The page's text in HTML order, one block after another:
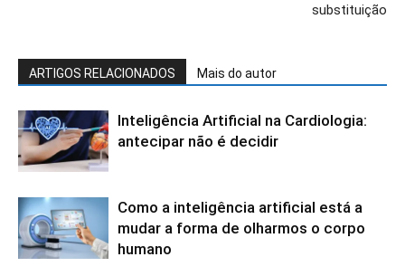
substituição
ARTIGOS RELACIONADOS Mais do autor
Inteligência Artificial na Cardiologia:
antecipar não é decidir
Como a inteligência artificial está a
mudar a forma de olharmos o corpo
humano